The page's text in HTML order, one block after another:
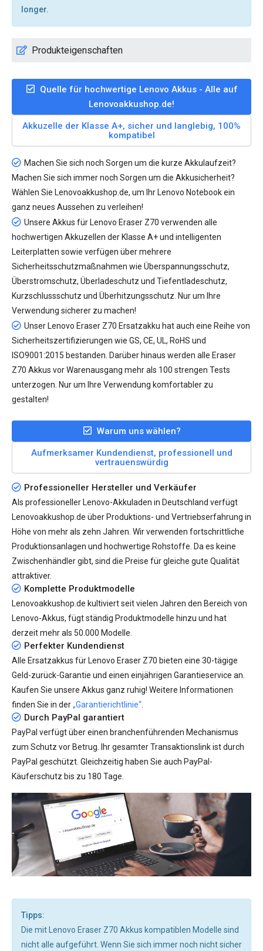
longer.
Produkteigenschaften
Quelle für hochwertige Lenovo Akkus - Alle auf
Lenovoakkushop.de!
Akkuzelle der Klasse A+, sicher und langlebig, 100%
kompatibel
Machen Sie sich noch Sorgen um die kurze Akkulaufzeit?
Machen Sie sich immer noch Sorgen um die Akkusicherheit?
Wählen Sie Lenovoakkushop.de, um Ihr Lenovo Notebook ein
ganz neues Aussehen zu verleihen!
Unsere Akkus für Lenovo Eraser Z70 verwenden alle
hochwertigen Akkuzellen der Klasse A+ und intelligenten
Leiterplatten sowie verfügen über mehrere
Sicherheitsschutzmaßnahmen wie Überspannungsschutz,
Überstromschutz, Überladeschutz und Tiefentladeschutz,
Kurzschlussschutz und Überhitzungsschutz. Nur um Ihre
Verwendung sicherer zu machen!
Unser Lenovo Eraser Z70 Ersatzakku hat auch eine Reihe von
Sicherheitszertifizierungen wie GS, CE, UL, RoHS und
ISO9001:2015 bestanden. Darüber hinaus werden alle Eraser
Z70 Akkus vor Warenausgang mehr als 100 strengen Tests
unterzogen. Nur um Ihre Verwendung komfortabler zu
gestalten!
Warum uns wählen?
Aufmerksamer Kundendienst, professionell und
vertrauenswürdig
Professioneller Hersteller und Verkäufer
Als professioneller Lenovo-Akkuladen in Deutschland verfügt
Lenovoakkushop.de über Produktions- und Vertriebserfahrung in
Höhe von mehr als zehn Jahren. Wir verwenden fortschrittliche
Produktionsanlagen und hochwertige Rohstoffe. Da es keine
Zwischenhändler gibt, sind die Preise für gleiche gute Qualität
attraktiver.
Komplette Produktmodelle
Lenovoakkushop.de kultiviert seit vielen Jahren den Bereich von
Lenovo-Akkus, fügt ständig Produktmodelle hinzu und hat
derzeit mehr als 50.000 Modelle.
Perfekter Kundendienst
Alle Ersatzakkus für Lenovo Eraser Z70 bieten eine 30-tägige
Geld-zurück-Garantie und einen einjährigen Garantieservice an.
Kaufen Sie unsere Akkus ganz ruhig! Weitere Informationen
finden Sie in der„Garantierichtlinie“
Durch PayPal garantiert
PayPal verfügt über einen branchenführenden Mechanismus
zum Schutz vor Betrug. Ihr gesamter Transaktionslink ist durch
PayPal geschützt. Gleichzeitig haben Sie auch PayPal-
Käuferschutz bis zu 180 Tage.
Tipps:
Die mit Lenovo Eraser Z70 Akkus kompatiblen Modelle sind
nicht alle aufgeführt. Wenn Sie sich immer noch nicht sicher